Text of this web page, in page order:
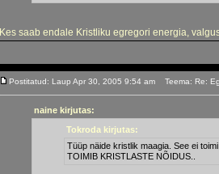
Kes saab endale Kristliku egregori energia,
Postitatud: Laup Apr 30, 2005 9:54 am Teema: Re:
naine kirjutas:
Tokroda kirjutas:
Tüüp näide kristlik maagia. See ei
TOIMIB KRISTLASTE NÕIDUS..